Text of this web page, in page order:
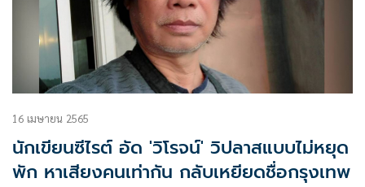
16 เมษายน 2565
นักเขียนซีไรต์ อัด 'วิโรจน์' วิปลาสแบบไม่หยุด
พัก หาเสียงคนเท่ากัน กลับเหยียดชื่อกรุงเทพ